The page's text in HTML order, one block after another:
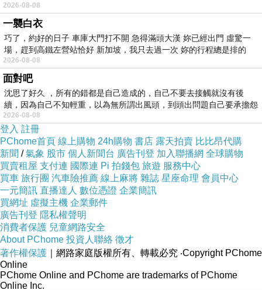
======================
※舊文整修，首舖於「新聞台」。2025.10.02.四
00:00:01
◎潘文良《魚雁千里共今緣》黃美青_001。
1996.02.02.五
https://mypaper.pchome.com.tw/avun01/post/138
2125600
※佈告於臉書。
※內存於：我的網站/01/B/B8/B84/4d02.htm
■標籤：#高興 #認識 #謝謝 #摺紙 #作品 #喜歡 #順
心 #賀年 #色紙 #世間 #快樂 #玩藝 #祝福 #愉快 #
如意
上一篇：◎張文馨_001
下一篇：◎黃美青_002
2026-08-08
一襲白衣
巧了，約好的日子 車庫大門打不開 急得滿頭大漢 妳已經出門 虛驚一
場，趕到高鐵左營站恰好 新加坡，我只去過一次 妳的行程總是排的
2026-08-08
面對吧
沈思了好久 ，所有的錯都是自己造成的，自己不要去接觸就沒有後
續，因為自己不知輕重，以為無所謂出風頭，到頭出問題自己要承擔怨
不
2026-08-08
登入 註冊
PChome首頁 線上購物 24h購物 書店 露天拍賣 比比昂代購
新聞 /氣象 股市 個人新聞台 廣告刊登 加入聯播網 全球購物
買賣租屋 支付連 國際連 Pi 拍錢包 旅遊 服務中心
買車 旅行團 汽車險推薦 線上麻將 雜誌 星座命理 會員中心
一元簡訊 直播達人 數位憑證 企業簡訊
買網址 虛擬主機 企業郵件
廣告刊登 隱私權聲明
消費者保護 兒童網路安全
About PChome 投資人聯絡 徵才
著作權保護 ｜網路家庭版權所有、轉載必究 ‧Copyright PChome
Online
PChome Online and PChome are trademarks of PChome
Online Inc.